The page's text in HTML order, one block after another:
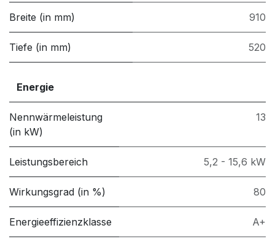
Breite (in mm) 910
Tiefe (in mm) 520
Energie
Nennwärmeleistung
(in kW)
13
Leistungsbereich 5,2 - 15,6 kW
Wirkungsgrad (in %) 80
Energieeffizienzklasse A+